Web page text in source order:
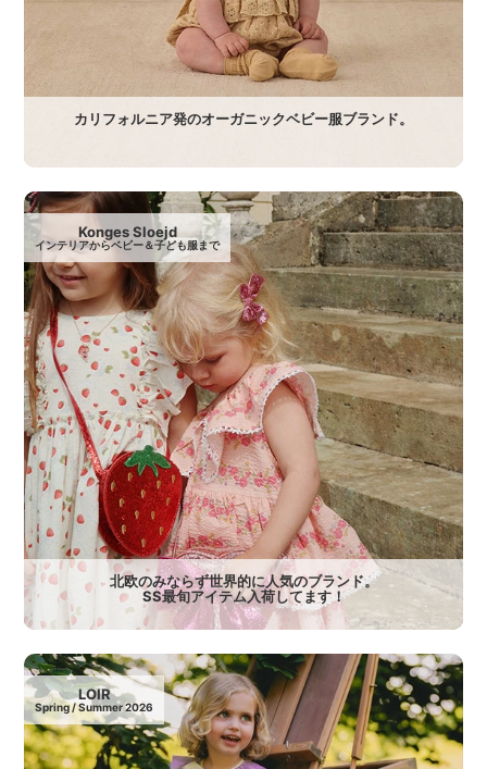
カリフォルニア発のオーガニックベビー服ブランド。
Konges Sloejd
インテリアからベビー＆子ども服まで
北欧のみならず世界的に人気のブランド。
SS最旬アイテム入荷してます！
LOIR
Spring / Summer 2026